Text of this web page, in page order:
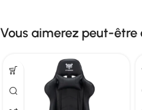
Vous aimerez peut-être